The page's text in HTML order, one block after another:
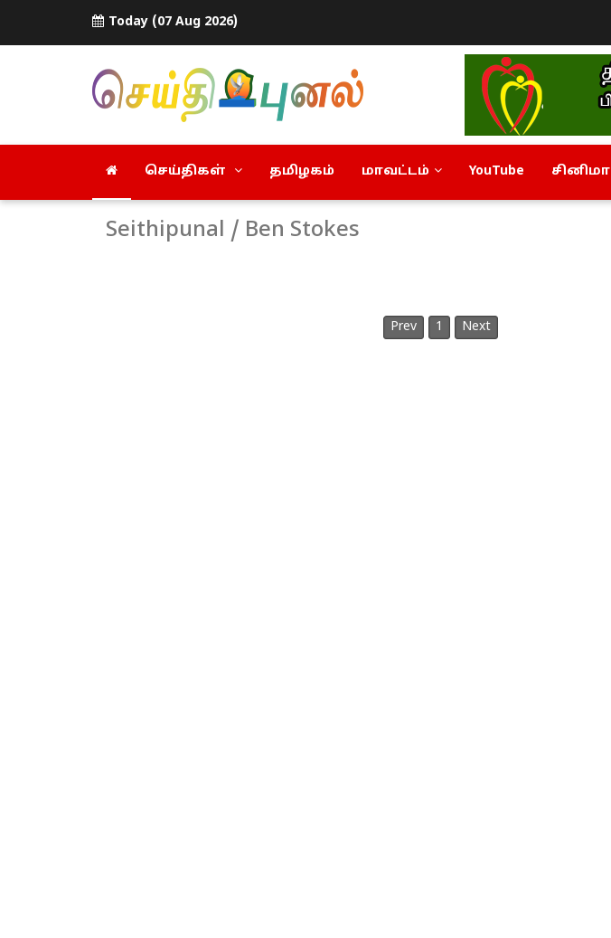
Today (07 Aug 2026)
செய்திகள் தமிழகம் மாவட்டம் YouTube சினிமா
Seithipunal / Ben Stokes
Prev 1 Next